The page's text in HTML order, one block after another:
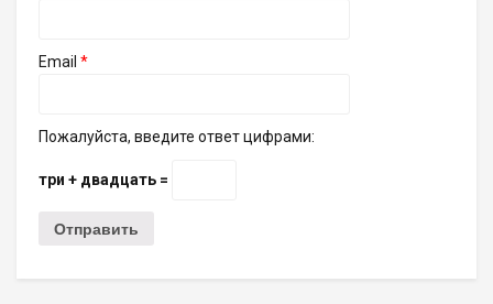
Email *
Пожалуйста, введите ответ цифрами:
три + двадцать =